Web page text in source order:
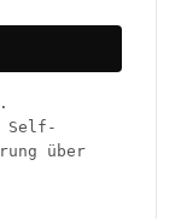
Self-
über